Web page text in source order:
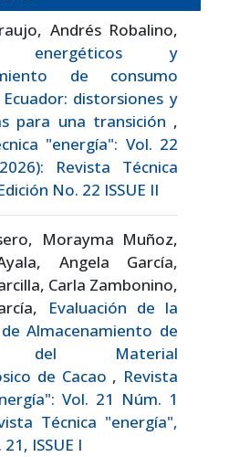
Andrés Robalino,
energéticos y
de consumo
distorsiones y
para una transición ,
"energía": Vol. 22
Revista Técnica
No. 22 ISSUE II
Morayma Muñoz,
Angela García,
Carla Zambonino,
Evaluación de la
de Almacenamiento de
del Material
de Cacao , Revista
Vol. 21 Núm. 1
Técnica "energía",
ISSUE I